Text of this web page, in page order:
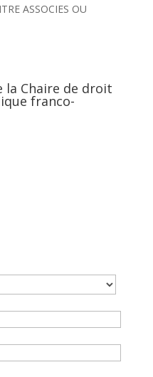
ASSOCIES OU
la Chaire de droit
franco-